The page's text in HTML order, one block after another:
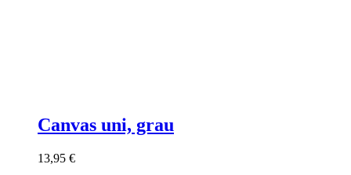
Canvas uni, grau
13,95 €